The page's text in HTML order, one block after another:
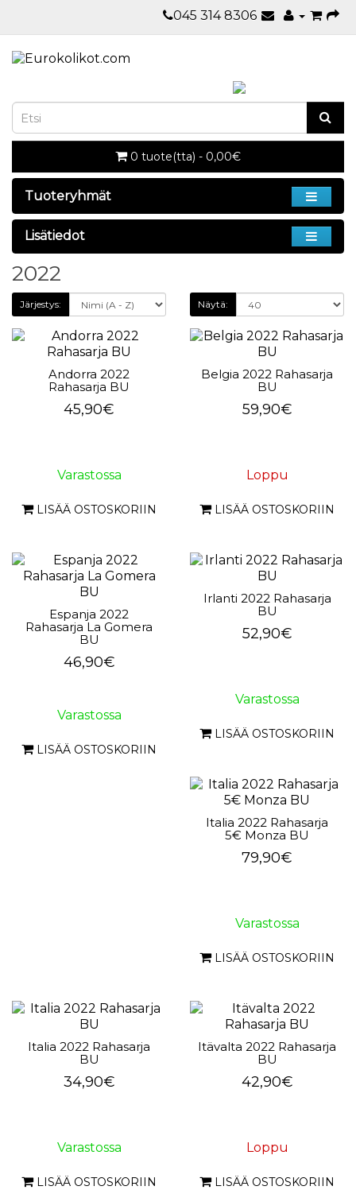
045 314 8306
0 tuote(tta) - 0,00€
Tuoteryhmät
Lisätiedot
2022
Järjestys: Näytä:
Andorra 2022
Rahasarja BU
45,90€
Varastossa
LISÄÄ OSTOSKORIIN
Belgia 2022 Rahasarja
BU
59,90€
Loppu
LISÄÄ OSTOSKORIIN
Espanja 2022
Rahasarja La Gomera
BU
46,90€
Varastossa
LISÄÄ OSTOSKORIIN
Irlanti 2022 Rahasarja
BU
52,90€
Varastossa
LISÄÄ OSTOSKORIIN
Italia 2022 Rahasarja
5€ Monza BU
79,90€
Varastossa
LISÄÄ OSTOSKORIIN
Italia 2022 Rahasarja
BU
34,90€
Varastossa
LISÄÄ OSTOSKORIIN
Itävalta 2022 Rahasarja
BU
42,90€
Loppu
LISÄÄ OSTOSKORIIN